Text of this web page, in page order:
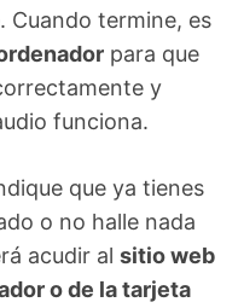
Cuando termine, es
para que
y
funciona.
que ya tienes
o no halle nada
acudir al sitio web
o de la tarjeta